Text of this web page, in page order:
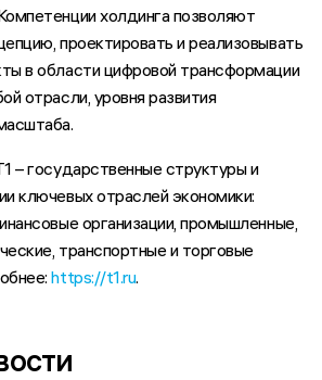
холдинга позволяют
проектировать и реализовывать
в области цифровой трансформации
отрасли, уровня развития
– государственные структуры и
ключевых отраслей экономики:
организации, промышленные,
транспортные и торговые
https://t1.ru.